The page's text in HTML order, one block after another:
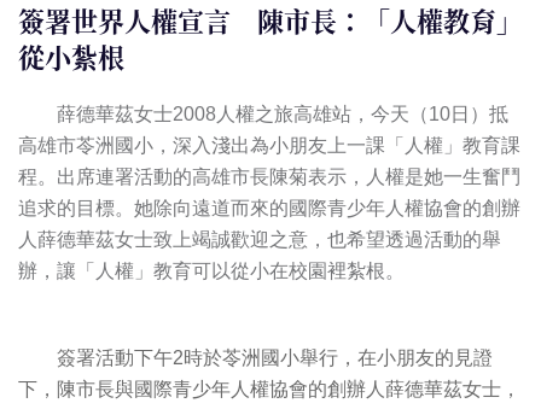
簽署世界人權宣言 陳市長：「人權教育」
從小紮根
薛德華茲女士2008人權之旅高雄站，今天（10日）抵
高雄市苓洲國小，深入淺出為小朋友上一課「人權」教育課
程。出席連署活動的高雄市長陳菊表示，人權是她一生奮鬥
追求的目標。她除向遠道而來的國際青少年人權協會的創辦
人薛德華茲女士致上竭誠歡迎之意，也希望透過活動的舉
辦，讓「人權」教育可以從小在校園裡紮根。
簽署活動下午2時於苓洲國小舉行，在小朋友的見證
下，陳市長與國際青少年人權協會的創辦人薛德華茲女士，